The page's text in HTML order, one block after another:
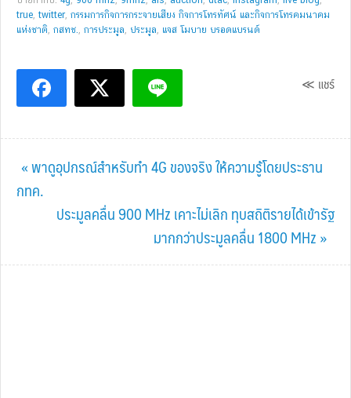
true ,twitter, กรรมการกิจการกระจายเสียง กิจการโทรทัศน์ และกิจการโทรคมนาคม
แห่งชาติ กสทช. การประมูล ประมูล แจส โมบาย บรอดแบรนด์
≪ แชร์
Previous
Post:
« พาดูอุปกรณ์สำหรับทำ 4G ของจริง ให้ความรู้โดยประธาน
กทค.
Next
ประมูลคลื่น 900 MHz เคาะไม่เลิก ทุบสถิติรายได้เข้ารัฐ
มากกว่าประมูลคลื่น 1800 MHz »